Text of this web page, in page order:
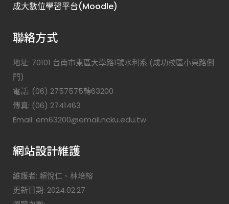
成大數位學習平台(Moodle)
聯絡方式
地址: 70101 台南市東區大學路1號水利系 (成功校區小東路側
門)
電話: (06) 2757575轉63200
傳真: (06) 2741463
Email: em63200@email.ncku.edu.tw
網站設計維護
維護者: 賴悅仁、林培榕
更新日期: 2024.02.27